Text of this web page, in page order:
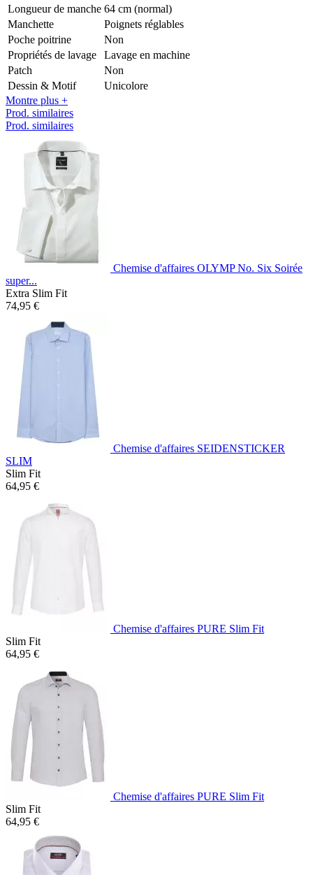
Longueur de manche 64 cm (normal)
Manchette
Poignets réglables
Poche poitrine
Non
Propriétés de lavage
Lavage en machine
Patch
Non
Dessin & Motif
Unicolore
Montre plus +
Prod. similaires
Prod. similaires
Chemise d'affaires OLYMP No. Six Soirée
super...
Extra Slim Fit
74,95 €
Chemise d'affaires SEIDENSTICKER
SLIM
Slim Fit
64,95 €
Chemise d'affaires PURE Slim Fit
Slim Fit
64,95 €
Chemise d'affaires PURE Slim Fit
Slim Fit
64,95 €